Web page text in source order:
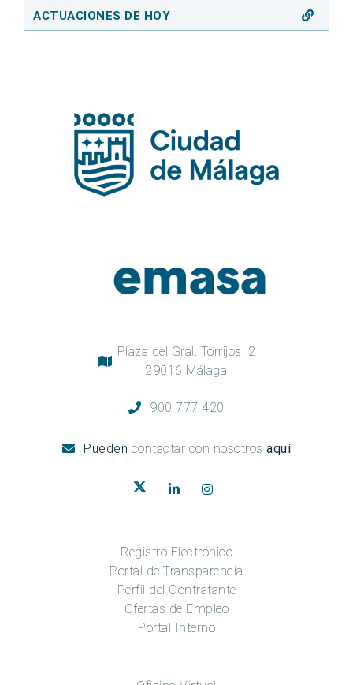
ACTUACIONES DE HOY
Plaza del Gral. Torrijos, 2
29016 Málaga
900 777 420
Pueden contactar con nosotros aquí
Registro Electrónico
Portal de Transparencia
Perfil del Contratante
Ofertas de Empleo
Portal Interno